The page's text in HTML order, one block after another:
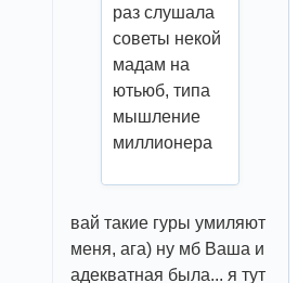
раз слушала
советы некой
мадам на
ютьюб, типа
мышление
миллионера
вай такие гуры умиляют
меня, ага) ну мб Ваша и
адекватная была... я тут